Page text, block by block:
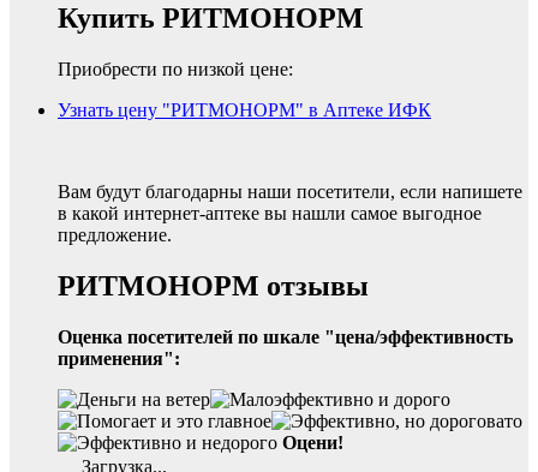
Купить РИТМОНОРМ
Приобрести по низкой цене:
Узнать цену "РИТМОНОРМ" в Аптеке ИФК
Вам будут благодарны наши посетители, если напишете
в какой интернет-аптеке вы нашли самое выгодное
предложение.
РИТМОНОРМ отзывы
Оценка посетителей по шкале "цена/эффективность
применения":
Оцени!
Загрузка...